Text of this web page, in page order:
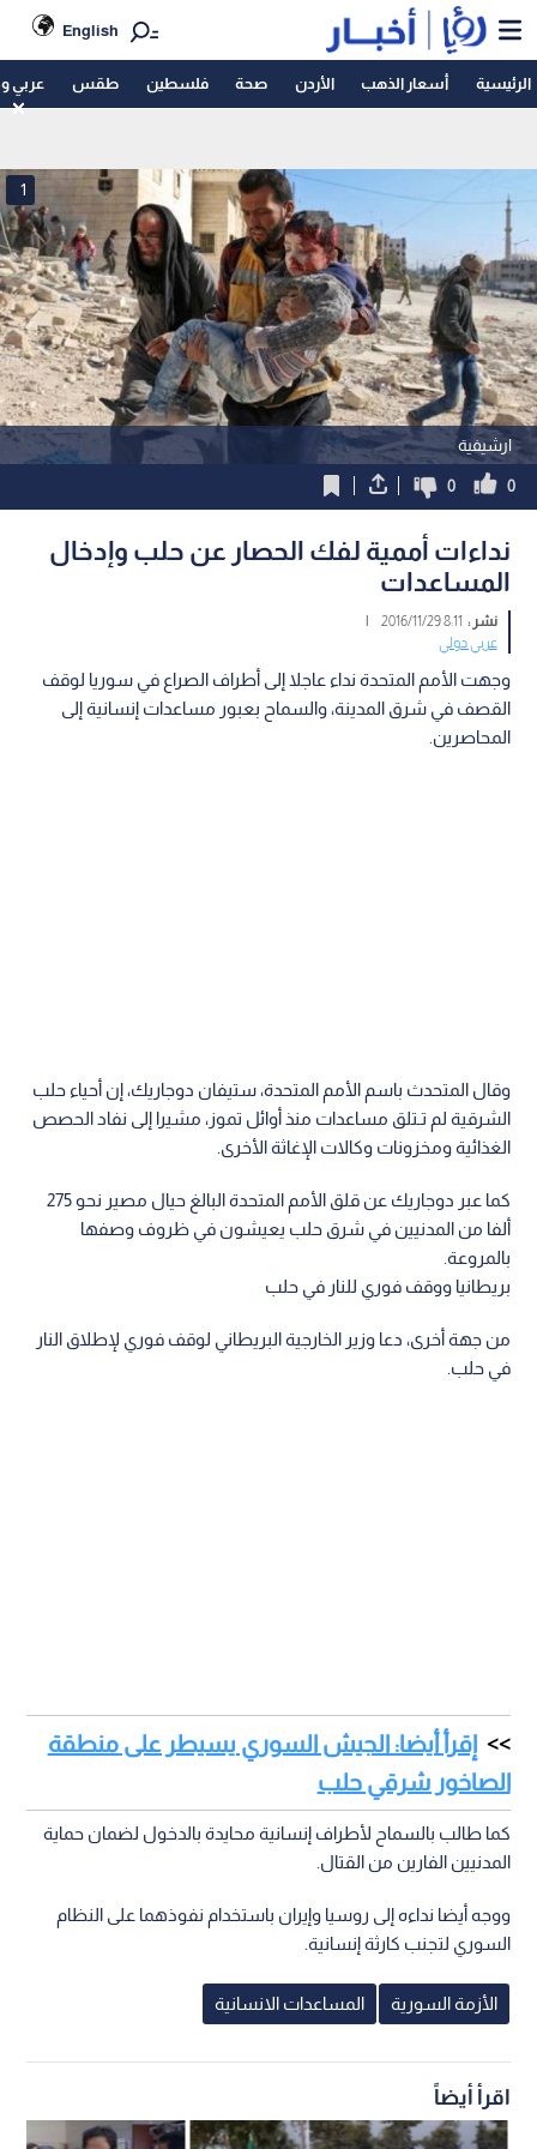
English
الرئيسية أسعار الذهب الأردن صحة فلسطين طقس عربي
ارشيفية
1
0
0
نداءات أممية لفك الحصار عن حلب وإدخال
المساعدات
نشر : 8:11 2016/11/29
|
عربي دولي
وجهت الأمم المتحدة نداء عاجلا إلى أطراف الصراع في سوريا لوقف
القصف في شرق المدينة، والسماح بعبور مساعدات إنسانية إلى
المحاصرين.
وقال المتحدث باسم الأمم المتحدة، ستيفان دوجاريك، إن أحياء حلب
الشرقية لم تـتلق مساعدات منذ أوائل تموز، مشيرا إلى نفاد الحصص
الغذائية ومخزونات وكالات الإغاثة الأخرى.
كما عبر دوجاريك عن قلق الأمم المتحدة البالغ حيال مصير نحو 275
ألفا من المدنيين في شرق حلب يعيشون في ظروف وصفها
بالمروعة.
بريطانيا ووقف فوري للنار في حلب
من جهة أخرى، دعا وزير الخارجية البريطاني لوقف فوري لإطلاق النار
في حلب.
إقرأ أيضا: الجيش السوري يسيطر على منطقة
الصاخور شرقي حلب
كما طالب بالسماح لأطراف إنسانية محايدة بالدخول لضمان حماية
المدنيين الفارين من القتال.
ووجه أيضا نداءه إلى روسيا وإيران باستخدام نفوذهما على النظام
السوري لتجنب كارثة إنسانية.
الأزمة السورية المساعدات الانسانية
اقرأ أيضاً